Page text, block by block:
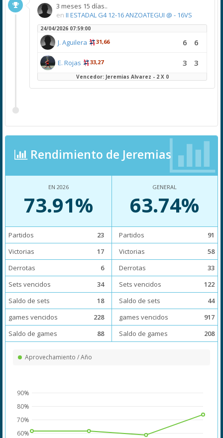
3 meses 15 días..
en II ESTADAL G4 12-16 ANZOATEGUI @ - 16VS
24/04/2026 07:59:00
J. Aguilera 31,66 6 6
E. Rojas 33,27 3 3
Vencedor: Jeremias Alvarez - 2 X 0
Rendimiento de Jeremias
EN 2026
73.91%
Partidos
23
Victorias
17
Derrotas
6
Sets vencidos
34
Saldo de sets
18
games vencidos
228
Saldo de games
88
GENERAL
63.74%
Partidos
91
Victorias
58
Derrotas
33
Sets vencidos
122
Saldo de sets
44
games vencidos
917
Saldo de games
208
Aprovechamiento / Año
60%
70%
80%
90%